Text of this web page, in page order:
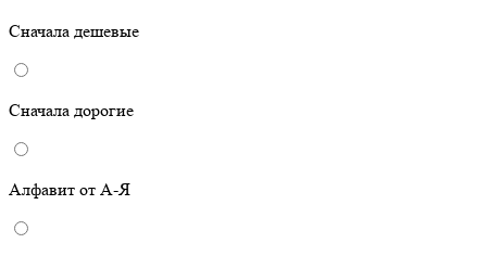
Сначала дешевые
Сначала дорогие
Алфавит от А-Я